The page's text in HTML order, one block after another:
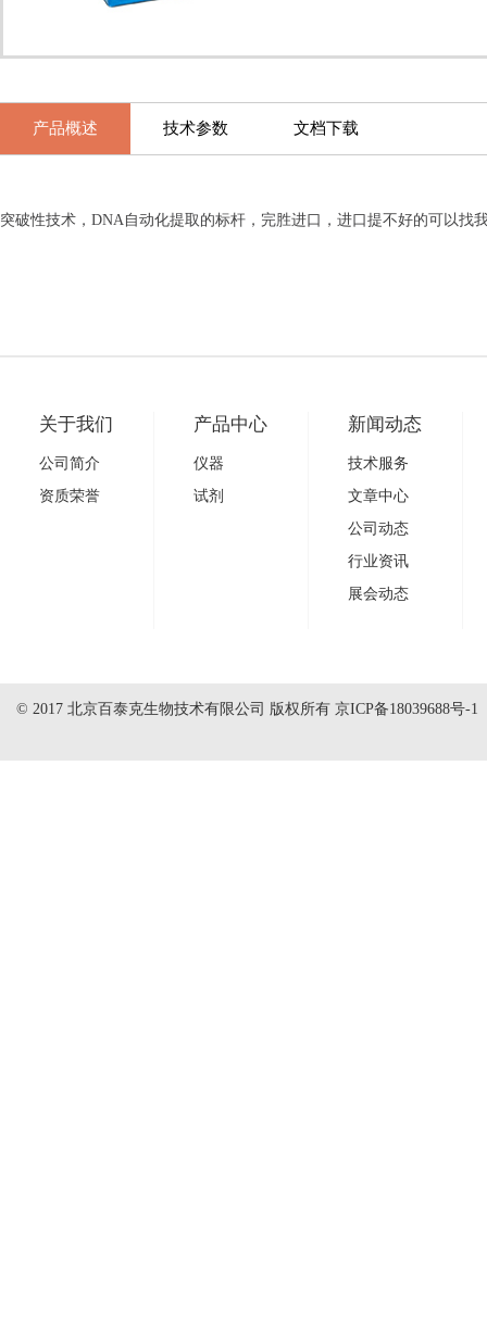
产品概述 技术参数 文档下载
突破性技术，DNA自动化提取的标杆，完胜进口，进口提不好的可以找
关于我们
公司简介
资质荣誉
产品中心
仪器
试剂
新闻动态
技术服务
文章中心
公司动态
行业资讯
展会动态
© 2017 北京百泰克生物技术有限公司 版权所有 京ICP备18039688号-1